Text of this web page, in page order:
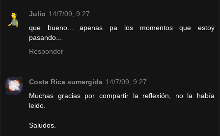
Julio 14/7/09, 9:27
que bueno... apenas pa los momentos que estoy
pasando...
Responder
Costa Rica sumergida 14/7/09, 9:27
Muchas gracias por compartir la reflexión, no la había
leido.
Saludos.